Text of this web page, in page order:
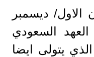
الاول/ ديسمبر
العهد السعودي
يتولى ايضا